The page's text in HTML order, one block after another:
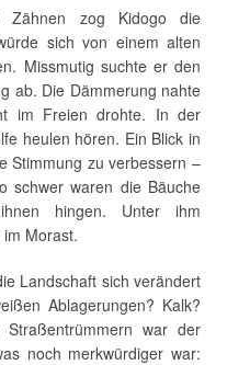
Zähnen zog Kidogo die
sich von einem alten
Missmutig suchte er den
ab. Die Dämmerung nahte
im Freien drohte. In der
heulen hören. Ein Blick in
Stimmung zu verbessern –
schwer waren die Bäuche
hingen. Unter ihm
Morast.
Landschaft sich verändert
Ablagerungen? Kalk?
war der
noch merkwürdiger war: